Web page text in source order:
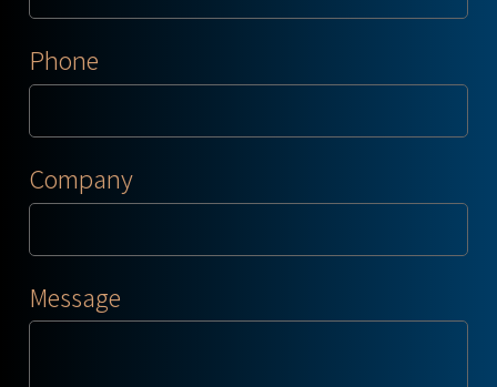
Phone
Company
Message